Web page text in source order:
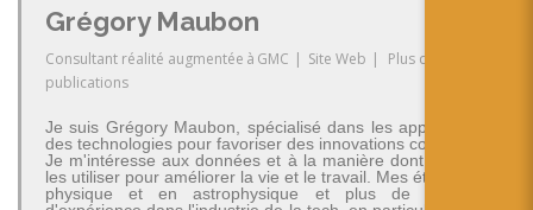
Grégory Maubon
Consultant réalité augmentée à GMC | Site Web |
Plus de
publications
Je suis Grégory Maubon, spécialisé dans les applications
des technologies pour favoriser des innovations concrètes.
Je m'intéresse aux données et à la manière dont on peut
les utiliser pour améliorer la vie et le travail. Mes études en
physique et en astrophysique et plus de 30 ans